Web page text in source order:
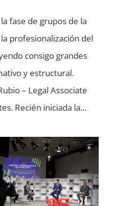
fase de grupos de la
profesionalización del
consigo grandes
y estructural.
– Legal Associate
Recién iniciada la...